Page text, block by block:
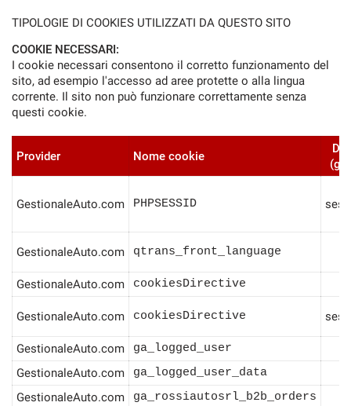
TIPOLOGIE DI COOKIES UTILIZZATI DA QUESTO SITO
COOKIE NECESSARI:
I cookie necessari consentono il corretto funzionamento del
sito, ad esempio l'accesso ad aree protette o alla lingua
corrente. Il sito non può funzionare correttamente senza
questi cookie.
Provider Nome cookie
GestionaleAuto.com PHPSESSID
GestionaleAuto.com qtrans_front_language
GestionaleAuto.com cookiesDirective
GestionaleAuto.com cookiesDirective
GestionaleAuto.com ga_logged_user
GestionaleAuto.com
ga_logged_user_data
GestionaleAuto.com
ga_rossiautosrl_b2b_orders
rivedere
modificare
le
tue
scelte
in
qualsiasi
momento.
Cookie necessari
Cookie delle preferenze
Cookie per il miglioramento dell'esperienza utente